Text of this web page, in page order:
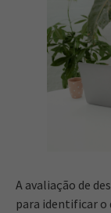
A avaliação de
para identificar o